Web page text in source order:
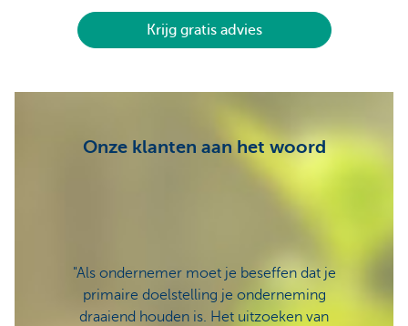
Krijg gratis advies
Onze klanten aan het woord
"Als ondernemer moet je beseffen dat je
primaire doelstelling je onderneming
draaiend houden is. Het uitzoeken van